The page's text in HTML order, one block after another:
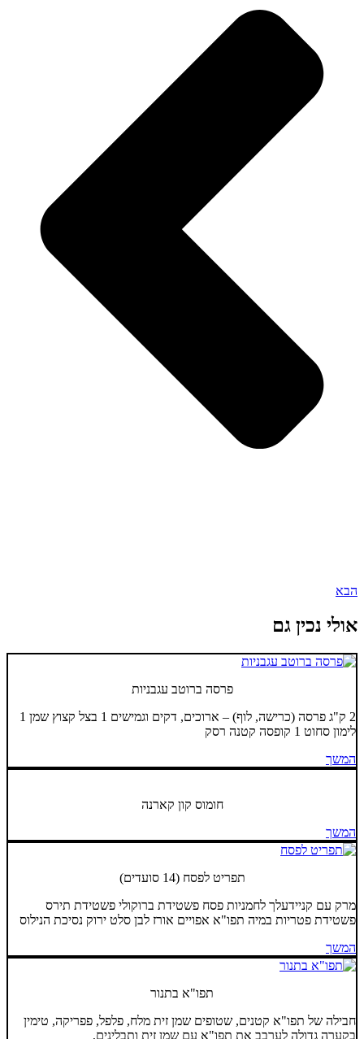
הבא
אולי נכין גם
פרסה ברוטב עגבניות
2 ק"ג פרסה (כרישה, לוף) – ארוכים, דקים וגמישים 1 בצל קצוץ שמן 1
לימון סחוט 1 קופסה קטנה רסק
המשך
חומוס קון קארנה
המשך
תפריט לפסח (14 סועדים)
מרק עם קניידעלך לחמניות פסח פשטידת ברוקולי פשטידת תירס
פשטידת פטריות במיה תפו"א אפויים אורז לבן סלט ירוק נסיכת הנילוס
המשך
תפו"א בתנור
חבילה של תפו"א קטנים, שטופים שמן זית מלח, פלפל, פפריקה, טימין
בקערה גדולה לערבב את תפו"א עם שמן זית ותבלינים,